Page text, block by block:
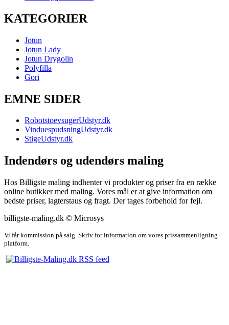
KATEGORIER
Jotun
Jotun Lady
Jotun Drygolin
Polyfilla
Gori
EMNE SIDER
RobotstoevsugerUdstyr.dk
VinduespudsningUdstyr.dk
StigeUdstyr.dk
Indendørs og udendørs maling
Hos Billigste maling indhenter vi produkter og priser fra en række
online butikker med maling. Vores mål er at give information om
bedste priser, lagterstaus og fragt. Der tages forbehold for fejl.
billigste-maling.dk © Microsys
Vi får kommission på salg. Skriv for information om vores prissammenligning
platform.